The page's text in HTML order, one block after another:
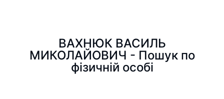
ВАХНЮК ВАСИЛЬ
МИКОЛАЙОВИЧ - Пошук по
фізичній особі